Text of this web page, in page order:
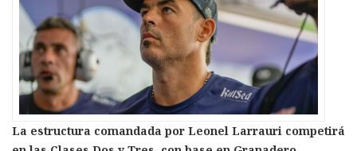
La estructura comandada por Leonel Larrauri competirá